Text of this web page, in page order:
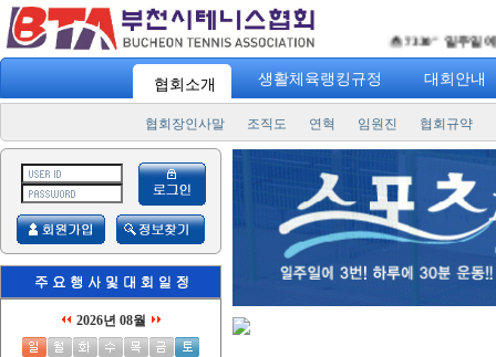
스포츠 7330" 일주일에 3
협회소개 생활체육랭킹규정 대회안내
협회장인사말 조직도 연혁 임원진 협회규약
2026년 08월